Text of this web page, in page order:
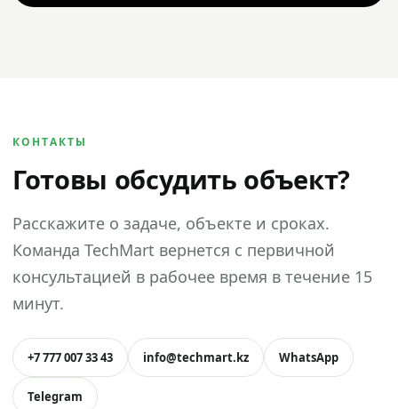
КОНТАКТЫ
Готовы обсудить объект?
Расскажите о задаче, объекте и сроках.
Команда TechMart вернется с первичной
консультацией в рабочее время в течение 15
минут.
+7 777 007 33 43 info@techmart.kz WhatsApp
Telegram